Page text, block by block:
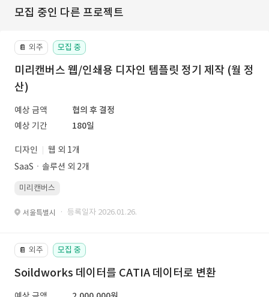
모집 중인 다른 프로젝트
📔 외주 모집 중
미리캔버스 웹/인쇄용 디자인 템플릿 정기 제작 (월 정
산)
예상 금액
협의 후 결정
예상 기간
180일
디자인
웹 외 1개
SaaSㆍ솔루션 외 2개
미리캔버스
서울특별시 · 등록일자 2026.01.26.
📔 외주 모집 중
Soildworks 데이터를 CATIA 데이터로 변환